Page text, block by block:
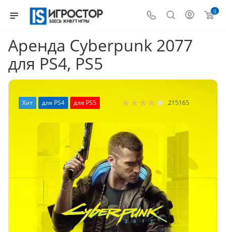
0
Аренда Cyberpunk 2077
для PS4, PS5
Хит для PS4 для PS5 215165